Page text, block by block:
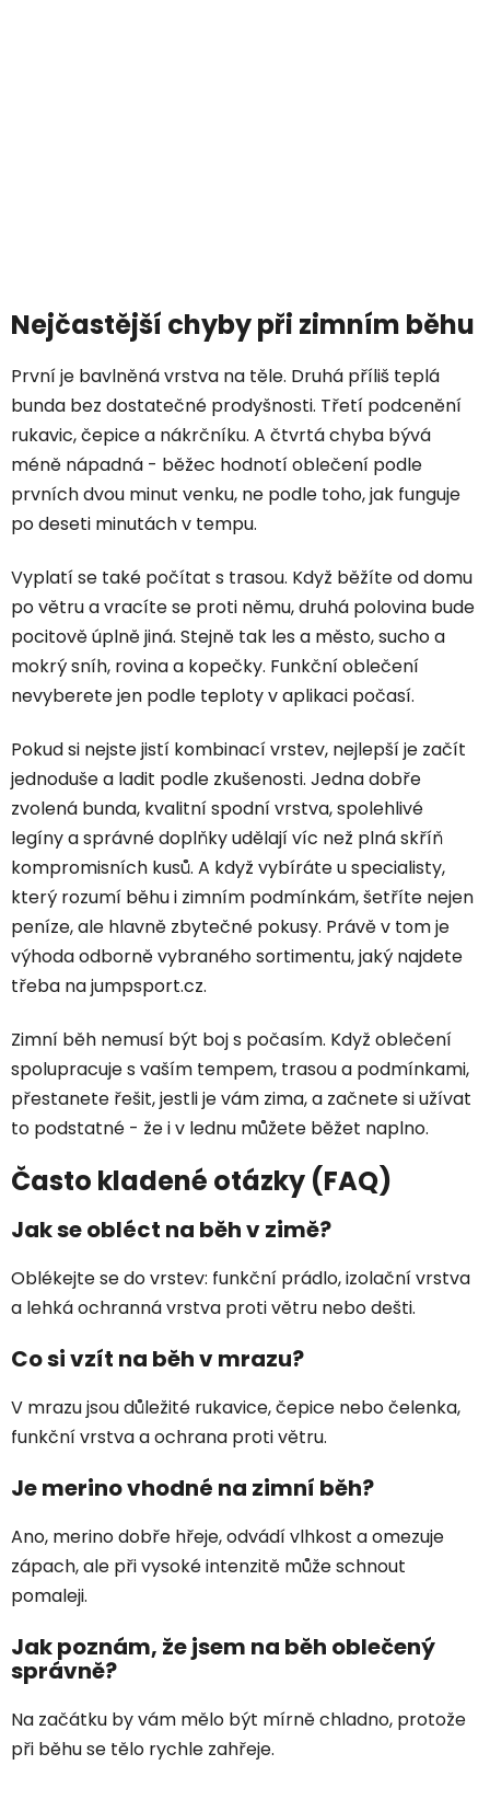
Nejčastější chyby při zimním běhu
První je bavlněná vrstva na těle. Druhá příliš teplá
bunda bez dostatečné prodyšnosti. Třetí podcenění
rukavic, čepice a nákrčníku. A čtvrtá chyba bývá
méně nápadná - běžec hodnotí oblečení podle
prvních dvou minut venku, ne podle toho, jak funguje
po deseti minutách v tempu.
Vyplatí se také počítat s trasou. Když běžíte od domu
po větru a vracíte se proti němu, druhá polovina bude
pocitově úplně jiná. Stejně tak les a město, sucho a
mokrý sníh, rovina a kopečky. Funkční oblečení
nevyberete jen podle teploty v aplikaci počasí.
Pokud si nejste jistí kombinací vrstev, nejlepší je začít
jednoduše a ladit podle zkušenosti. Jedna dobře
zvolená bunda, kvalitní spodní vrstva, spolehlivé
legíny a správné doplňky udělají víc než plná skříň
kompromisních kusů. A když vybíráte u specialisty,
který rozumí běhu i zimním podmínkám, šetříte nejen
peníze, ale hlavně zbytečné pokusy. Právě v tom je
výhoda odborně vybraného sortimentu, jaký najdete
třeba na jumpsport.cz.
Zimní běh nemusí být boj s počasím. Když oblečení
spolupracuje s vaším tempem, trasou a podmínkami,
přestanete řešit, jestli je vám zima, a začnete si užívat
to podstatné - že i v lednu můžete běžet naplno.
Často kladené otázky (FAQ)
Jak se obléct na běh v zimě?
Oblékejte se do vrstev: funkční prádlo, izolační vrstva
a lehká ochranná vrstva proti větru nebo dešti.
Co si vzít na běh v mrazu?
V mrazu jsou důležité rukavice, čepice nebo čelenka,
funkční vrstva a ochrana proti větru.
Je merino vhodné na zimní běh?
Ano, merino dobře hřeje, odvádí vlhkost a omezuje
zápach, ale při vysoké intenzitě může schnout
pomaleji.
Jak poznám, že jsem na běh oblečený
správně?
Na začátku by vám mělo být mírně chladno, protože
při běhu se tělo rychle zahřeje.